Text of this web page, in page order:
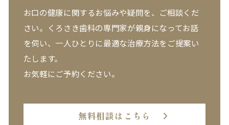
お口の健康に関するお悩みや疑問を、ご相談くだ
さい。 くろさき歯科の専門家が親身になってお話
を伺い、一人ひとりに最適な治療方法をご提案い
たします。
お気軽にご予約ください。
無料相談はこちら